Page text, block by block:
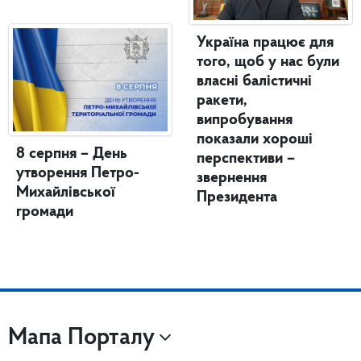
8 серпня – День
утворення Петро-
Михайлівської
громади
Україна працює для
того, щоб у нас були
власні балістичні
ракети,
випробування
показали хороші
перспективи –
звернення
Президента
Мапа Порталу